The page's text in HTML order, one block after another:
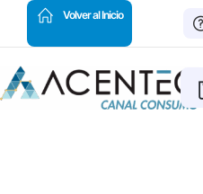
Volver al Inicio